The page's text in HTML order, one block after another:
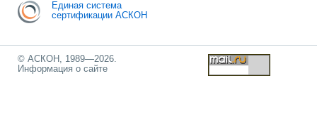
Единая система
сертификации АСКОН
© АСКОН, 1989—2026.
Информация о сайте